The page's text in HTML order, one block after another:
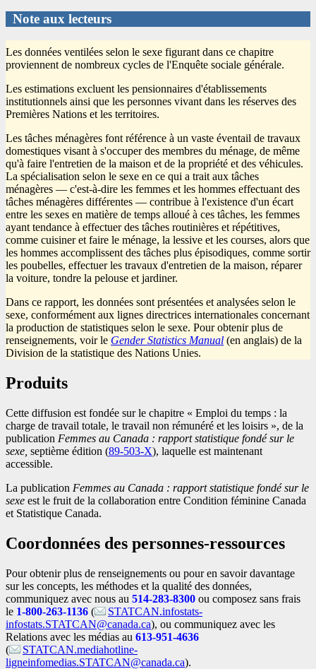
Note aux lecteurs
Les données ventilées selon le sexe figurant dans ce chapitre
proviennent de nombreux cycles de l'Enquête sociale générale.
Les estimations excluent les pensionnaires d'établissements
institutionnels ainsi que les personnes vivant dans les réserves des
Premières Nations et les territoires.
Les tâches ménagères font référence à un vaste éventail de travaux
domestiques visant à s'occuper des membres du ménage, de même
qu'à faire l'entretien de la maison et de la propriété et des véhicules.
La spécialisation selon le sexe en ce qui a trait aux tâches
ménagères — c'est-à-dire les femmes et les hommes effectuant des
tâches ménagères différentes — contribue à l'existence d'un écart
entre les sexes en matière de temps alloué à ces tâches, les femmes
ayant tendance à effectuer des tâches routinières et répétitives,
comme cuisiner et faire le ménage, la lessive et les courses, alors que
les hommes accomplissent des tâches plus épisodiques, comme sortir
les poubelles, effectuer les travaux d'entretien de la maison, réparer
la voiture, tondre la pelouse et jardiner.
Dans ce rapport, les données sont présentées et analysées selon le
sexe, conformément aux lignes directrices internationales concernant
la production de statistiques selon le sexe. Pour obtenir plus de
renseignements, voir le Gender Statistics Manual (en anglais) de la
Division de la statistique des Nations Unies.
Produits
Cette diffusion est fondée sur le chapitre « Emploi du temps : la
charge de travail totale, le travail non rémunéré et les loisirs », de la
publication Femmes au Canada : rapport statistique fondé sur le
sexe, septième édition (Numéro
89-503-X), laquelle est maintenant
accessible.
La publication Femmes au Canada : rapport statistique fondé sur le
sexe est le fruit de la collaboration entre Condition féminine Canada
et Statistique Canada.
Coordonnées des personnes-ressources
Pour obtenir plus de renseignements ou pour en savoir davantage
sur les concepts, les méthodes et la qualité des données,
communiquez avec nous au 514-283-8300 ou composez sans frais
le 1-800-263-1136 (
STATCAN.infostats-
infostats.STATCAN@canada.ca), ou communiquez avec les
Relations avec les médias au 613-951-4636
(
STATCAN.mediahotline-
ligneinfomedias.STATCAN@canada.ca).